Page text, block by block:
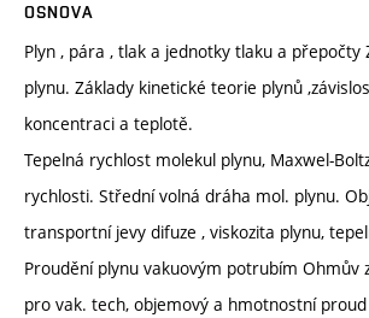
OSNOVA
Plyn , pára , tlak a jednotky tlaku a přepočty
plynu. Základy kinetické teorie plynů
koncentraci a teplotě.
Tepelná rychlost molekul plynu, Maxwel-
rychlosti. Střední volná dráha mol. plynu.
transportní jevy difuze , viskozita plynu,
Proudění plynu vakuovým potrubím Ohmův
pro vak. tech, objemový a hmotnostní